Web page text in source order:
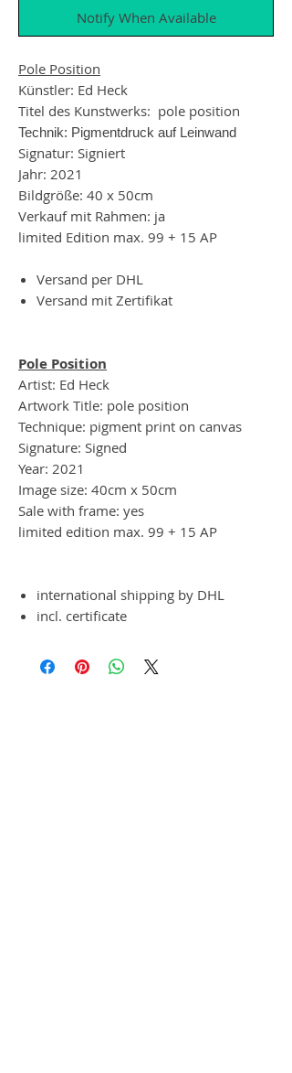
Notify When Available
Pole Position
Künstler: Ed Heck
Titel des Kunstwerks: pole position
Technik: Pigmentdruck auf Leinwand
Signatur: Signiert
Jahr: 2021
Bildgröße: 40 x 50cm
Verkauf mit Rahmen: ja
limited Edition max. 99 + 15 AP
Versand per DHL
Versand mit Zertifikat
Pole Position
Artist: Ed Heck
Artwork Title: pole position
Technique: pigment print on canvas
Signature: Signed
Year: 2021
Image size: 40cm x 50cm
Sale with frame: yes
limited edition max. 99 + 15 AP
international shipping by DHL
incl. certificate